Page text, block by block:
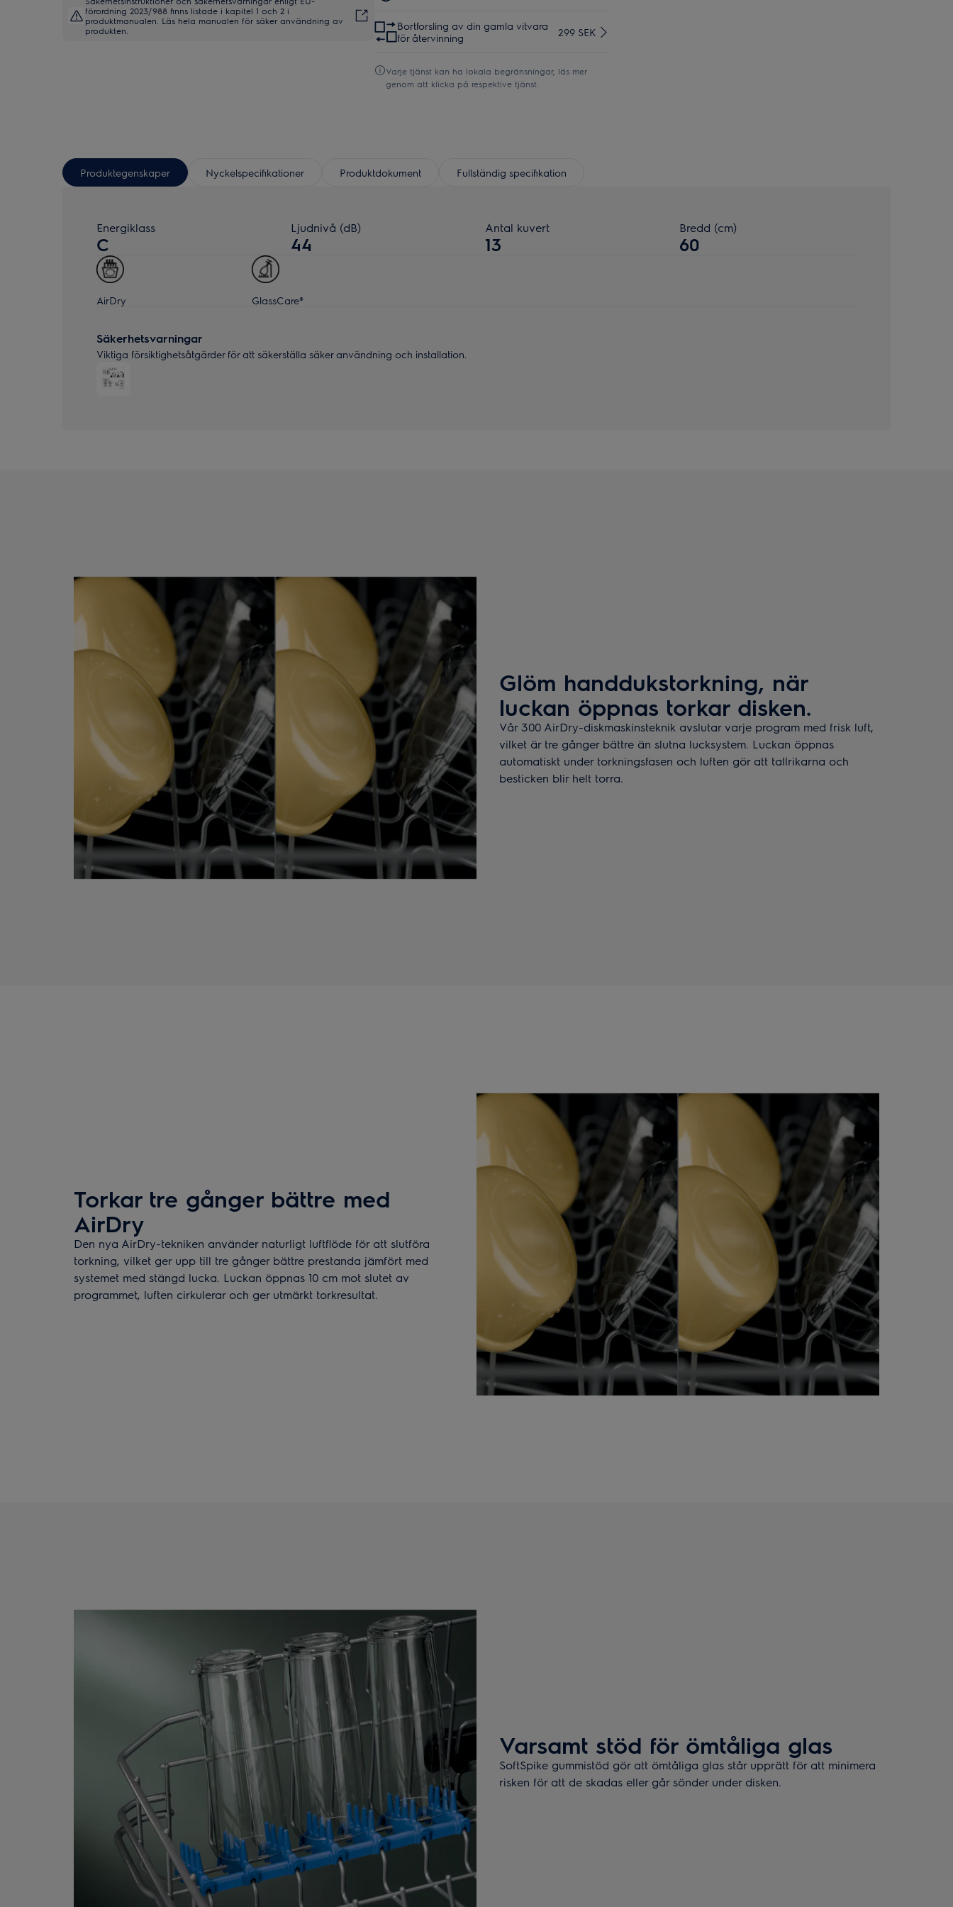
förordning 2023/988 finns listade i kapitel 1 och 2 i
produktmanualen. Läs hela manualen för säker användning av
produkten.
Bortforsling av din gamla vitvara
för återvinning
299 SEK
Varje tjänst kan ha lokala begränsningar, läs mer
genom att klicka på respektive tjänst.
Produktegenskaper Nyckelspecifikationer Produktdokument Fullständig specifikation
Energiklass
C
Ljudnivå (dB)
44
Antal kuvert
13
Bredd (cm)
60
AirDry GlassCare®
Säkerhetsvarningar
Viktiga försiktighetsåtgärder för att säkerställa säker användning och installation.
Glöm handdukstorkning, när
luckan öppnas torkar disken.
Vår 300 AirDry-diskmaskinsteknik avslutar varje program med frisk luft,
vilket är tre gånger bättre än slutna lucksystem. Luckan öppnas
automatiskt under torkningsfasen och luften gör att tallrikarna och
besticken blir helt torra.
Torkar tre gånger bättre med
AirDry
Den nya AirDry-tekniken använder naturligt luftflöde för att slutföra
torkning, vilket ger upp till tre gånger bättre prestanda jämfört med
systemet med stängd lucka. Luckan öppnas 10 cm mot slutet av
programmet, luften cirkulerar och ger utmärkt torkresultat.
Varsamt stöd för ömtåliga glas
SoftSpike gummistöd gör att ömtåliga glas står upprätt för att minimera
risken för att de skadas eller går sönder under disken.